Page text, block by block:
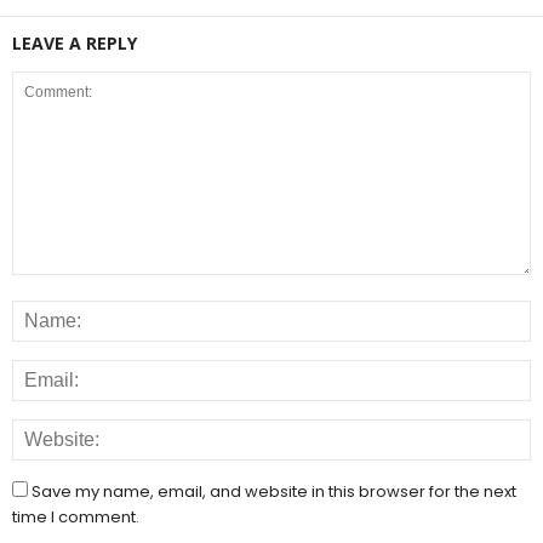
LEAVE A REPLY
Save my name, email, and website in this browser for the next
time I comment.